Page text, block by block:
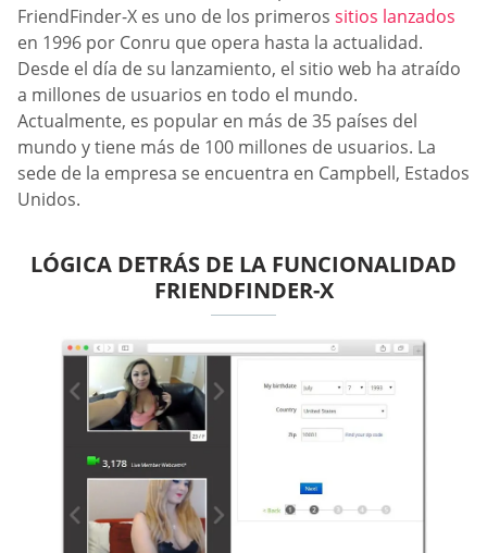
FriendFinder-X es uno de los primeros sitios lanzados
en 1996 por Conru que opera hasta la actualidad.
Desde el día de su lanzamiento, el sitio web ha atraído
a millones de usuarios en todo el mundo.
Actualmente, es popular en más de 35 países del
mundo y tiene más de 100 millones de usuarios. La
sede de la empresa se encuentra en Campbell, Estados
Unidos.
LÓGICA DETRÁS DE LA FUNCIONALIDAD
FRIENDFINDER-X